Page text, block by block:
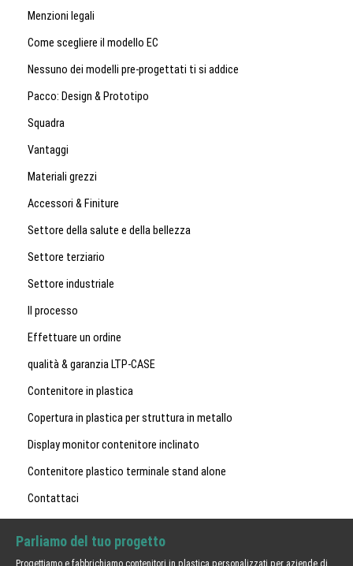
Menzioni legali
Come scegliere il modello EC
Nessuno dei modelli pre-progettati ti si addice
Pacco: Design & Prototipo
Squadra
Vantaggi
Materiali grezzi
Accessori & Finiture
Settore della salute e della bellezza
Settore terziario
Settore industriale
Il processo
Effettuare un ordine
qualità & garanzia LTP-CASE
Contenitore in plastica
Copertura in plastica per struttura in metallo
Display monitor contenitore inclinato
Contenitore plastico terminale stand alone
Contattaci
Parliamo del tuo progetto
Progettiamo e fabbrichiamo contenitori in plastica personalizzati per aziende di